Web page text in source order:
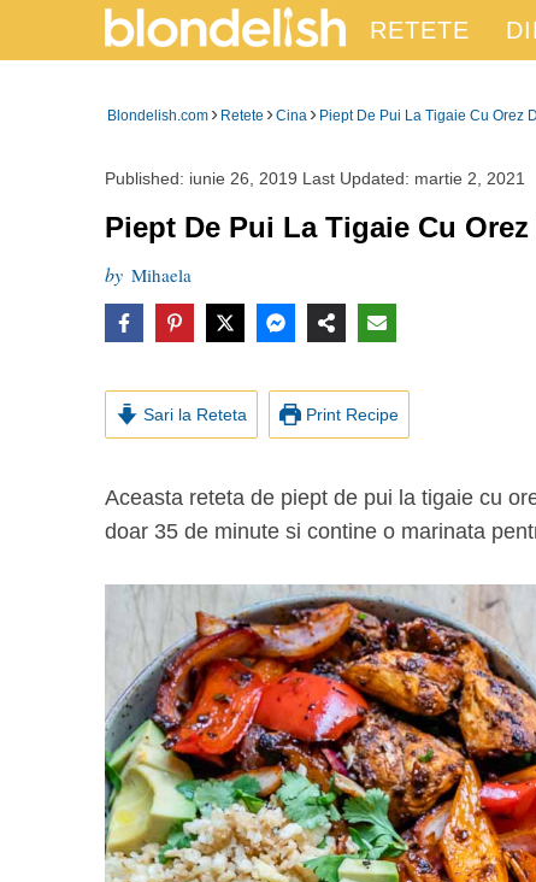
RETETE
Blondelish.com › Retete ›Cina › Piept De Pui La Tigaie Cu Orez
Published: iunie 26, 2019 Last Updated: martie 2, 2021
Piept De Pui La Tigaie Cu
by Mihaela
Sari la Reteta Print Recipe
Aceasta reteta de piept de pui la tigaie cu orez de conopida este Paleo si Whole30, se face in
doar 35 de minute si contine o marinata